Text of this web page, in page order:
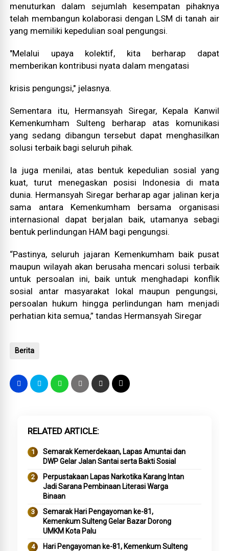
menuturkan dalam sejumlah kesempatan pihaknya
telah membangun kolaborasi dengan LSM di tanah air
yang memiliki kepedulian soal pengungsi.
"Melalui upaya kolektif, kita berharap dapat
memberikan kontribusi nyata dalam mengatasi
krisis pengungsi," jelasnya.
Sementara itu, Hermansyah Siregar, Kepala Kanwil
Kemenkumham Sulteng berharap atas komunikasi
yang sedang dibangun tersebut dapat menghasilkan
solusi terbaik bagi seluruh pihak.
Ia juga menilai, atas bentuk kepedulian sosial yang
kuat, turut menegaskan posisi Indonesia di mata
dunia. Hermansyah Siregar berharap agar jalinan kerja
sama antara Kemenkumham bersama organisasi
internasional dapat berjalan baik, utamanya sebagi
bentuk perlindungan HAM bagi pengungsi.
“Pastinya, seluruh jajaran Kemenkumham baik pusat
maupun wilayah akan berusaha mencari solusi terbaik
untuk persoalan ini, baik untuk menghadapi konflik
sosial antar masyarakat lokal maupun pengungsi,
persoalan hukum hingga perlindungan ham menjadi
perhatian kita semua,” tandas Hermansyah Siregar
Berita
RELATED ARTICLE
Semarak Kemerdekaan, Lapas Amuntai dan
DWP Gelar Jalan Santai serta Bakti Sosial
Perpustakaan Lapas Narkotika Karang Intan
Jadi Sarana Pembinaan Literasi Warga
Binaan
Semarak Hari Pengayoman ke-81,
Kemenkum Sulteng Gelar Bazar Dorong
UMKM Kota Palu
Hari Pengayoman ke-81, Kemenkum Sulteng